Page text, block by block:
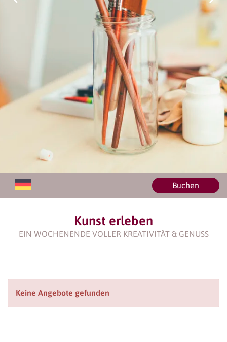
Buchen
Kunst erleben
EIN WOCHENENDE VOLLER KREATIVITÄT & GENUSS
Keine Angebote gefunden